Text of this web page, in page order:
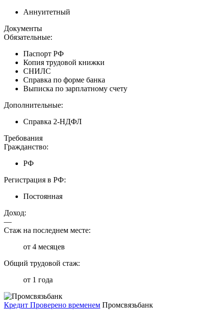
Аннуитетный
Документы
Обязательные:
Паспорт РФ
Копия трудовой книжки
СНИЛС
Справка по форме банка
Выписка по зарплатному счету
Дополнительные:
Справка 2-НДФЛ
Требования
Гражданство:
РФ
Регистрация в РФ:
Постоянная
Доход:
—
Стаж на последнем месте:
от 4 месяцев
Общий трудовой стаж:
от 1 года
Кредит Проверено временем Промсвязьбанк